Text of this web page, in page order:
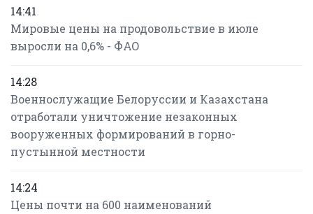
14:41
Мировые цены на продовольствие в июле
выросли на 0,6% - ФАО
14:28
Военнослужащие Белоруссии и Казахстана
отработали уничтожение незаконных
вооруженных формирований в горно-
пустынной местности
14:24
Цены почти на 600 наименований